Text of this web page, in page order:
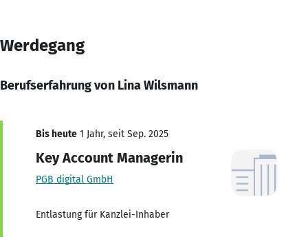
Werdegang
Berufserfahrung von Lina Wilsmann
Bis heute 1 Jahr, seit Sep. 2025
Key Account Managerin
PGB digital GmbH
Entlastung für Kanzlei-Inhaber